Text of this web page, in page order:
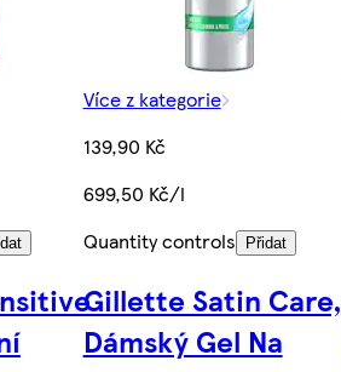
Více z kategorie
139,90 Kč
699,50 Kč/l
Quantity controls
Přidat
Gillette Satin Care,
Dámský Gel Na